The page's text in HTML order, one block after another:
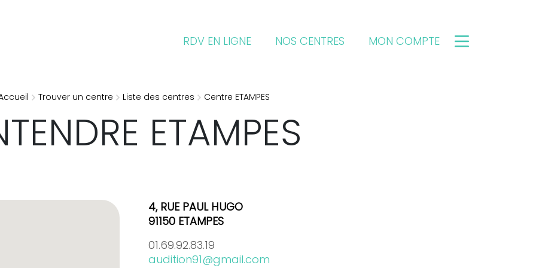
RDV EN LIGNE NOS CENTRES MON COMPTE
Trouver un centre Liste des centres Centre ETAMPES
ETAMPES
4, RUE PAUL HUGO
91150 ETAMPES
01.69.92.83.19
audition91@gmail.com